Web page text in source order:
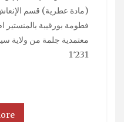
(مادة عطرية) قسم
فطومة بورقيبة
1٬231